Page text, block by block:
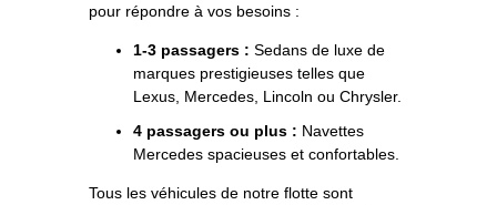
pour répondre à vos besoins :
1-3 passagers : Sedans de luxe de
marques prestigieuses telles que
Lexus, Mercedes, Lincoln ou Chrysler.
4 passagers ou plus : Navettes
Mercedes spacieuses et confortables.
Tous les véhicules de notre flotte sont